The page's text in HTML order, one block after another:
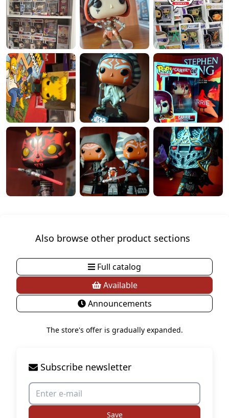
Also browse other product sections
Full catalog
Available
Announcements
The store's offer is gradually expanded.
Subscribe newsletter
Save